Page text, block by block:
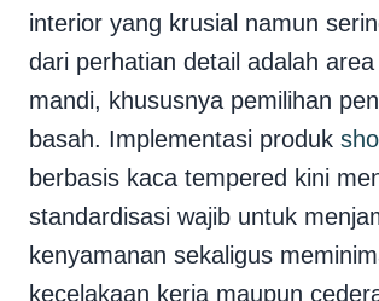
interior yang krusial namun
dari perhatian detail adalah
mandi, khususnya pemilihan
basah. Implementasi produk
berbasis kaca tempered kini
standardisasi wajib untuk
kenyamanan sekaligus
kecelakaan kerja maupun